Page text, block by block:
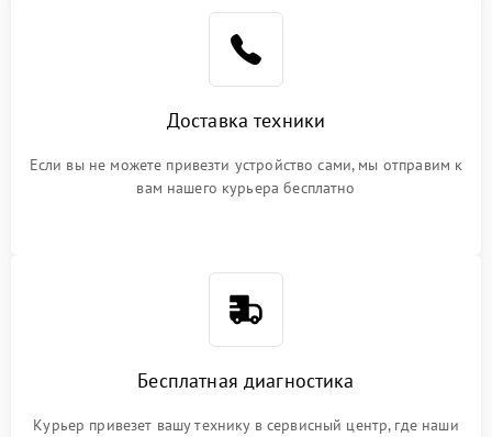
Доставка техники
Если вы не можете привезти устройство сами, мы отправим к
вам нашего курьера бесплатно
Бесплатная диагностика
Курьер привезет вашу технику в сервисный центр, где наши